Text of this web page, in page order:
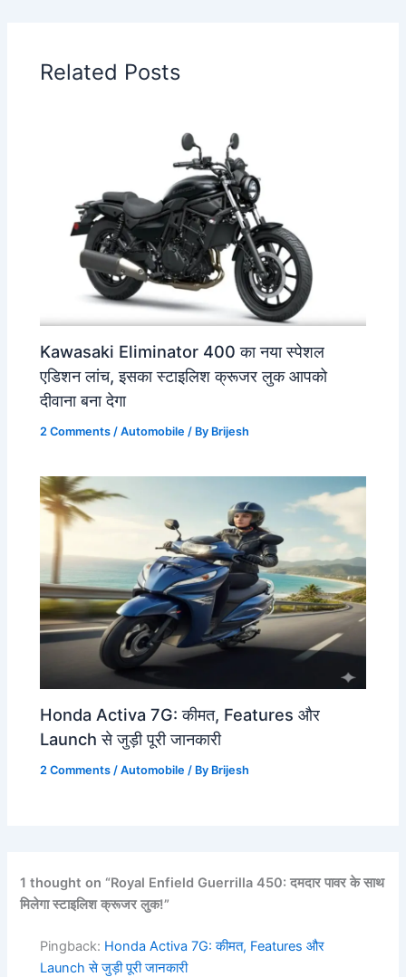
Related Posts
Kawasaki Eliminator 400 का नया स्पेशल
एडिशन लांच, इसका स्टाइलिश क्रूजर लुक आपको
दीवाना बना देगा
2 Comments /Automobile / By Brijesh
Honda Activa 7G: कीमत, Features और
Launch से जुड़ी पूरी जानकारी
2 Comments /Automobile / By Brijesh
1 thought on “Royal Enfield Guerrilla 450: दमदार पावर के साथ
मिलेगा स्टाइलिश क्रूजर लुक!”
Pingback: Honda Activa 7G: कीमत, Features और
Launch से जुड़ी पूरी जानकारी